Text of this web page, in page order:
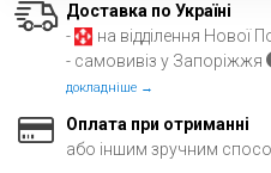
Доставка по Україні
-
на відділення Нової
- самовивіз у Запоріжжя
докладніше →
Оплата при отриманні
або іншим зручним